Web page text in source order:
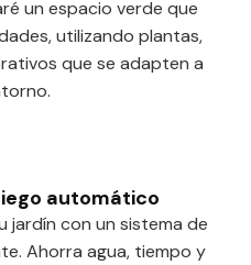
un espacio verde que
utilizando plantas,
que se adapten a
automático
jardín con un sistema de
Ahorra agua, tiempo y